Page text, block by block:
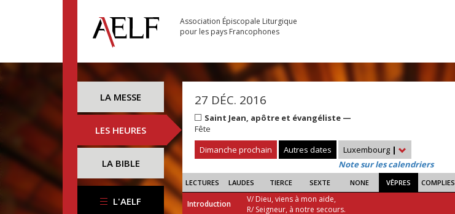
Association Épiscopale Liturgique
pour les pays Francophones
LA MESSE
LES HEURES
LA BIBLE
L'AELF
27 DÉC. 2016
Saint Jean, apôtre et évangéliste —
Fête
Dimanche prochain
Autres dates Luxembourg |
Note sur les calendriers
LECTURES LAUDES TIERCE SEXTE NONE VÊPRES COMPLIES
Introduction
V/ Dieu, viens à mon aide,
R/ Seigneur, à notre secours.